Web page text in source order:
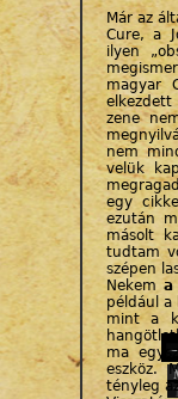
Már az
Cure, a
ilyen
magyar
elkezdett
zene
nem
velük
egy
ezután
másolt
tudtam
szépen
Nekema
például a
mint a
ma
eszköz.
tényleg